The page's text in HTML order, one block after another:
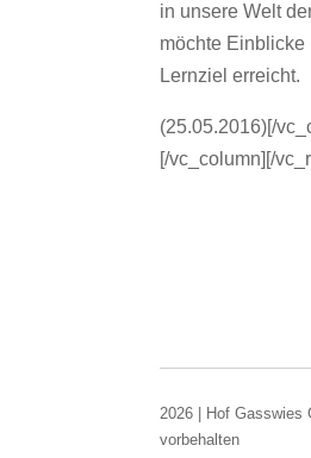
in unsere Welt
möchte Einblicke
Lernziel erreicht.
(25.05.2016)[/
[/vc_column][/
2026 | Hof Gasswies
vorbehalten